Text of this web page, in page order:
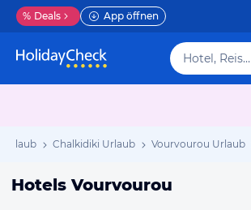
% Deals App öffnen
Hotel, Reiseziel
Urlaub Chalkidiki Urlaub Vourvourou Urlaub
Hotels Vourvourou